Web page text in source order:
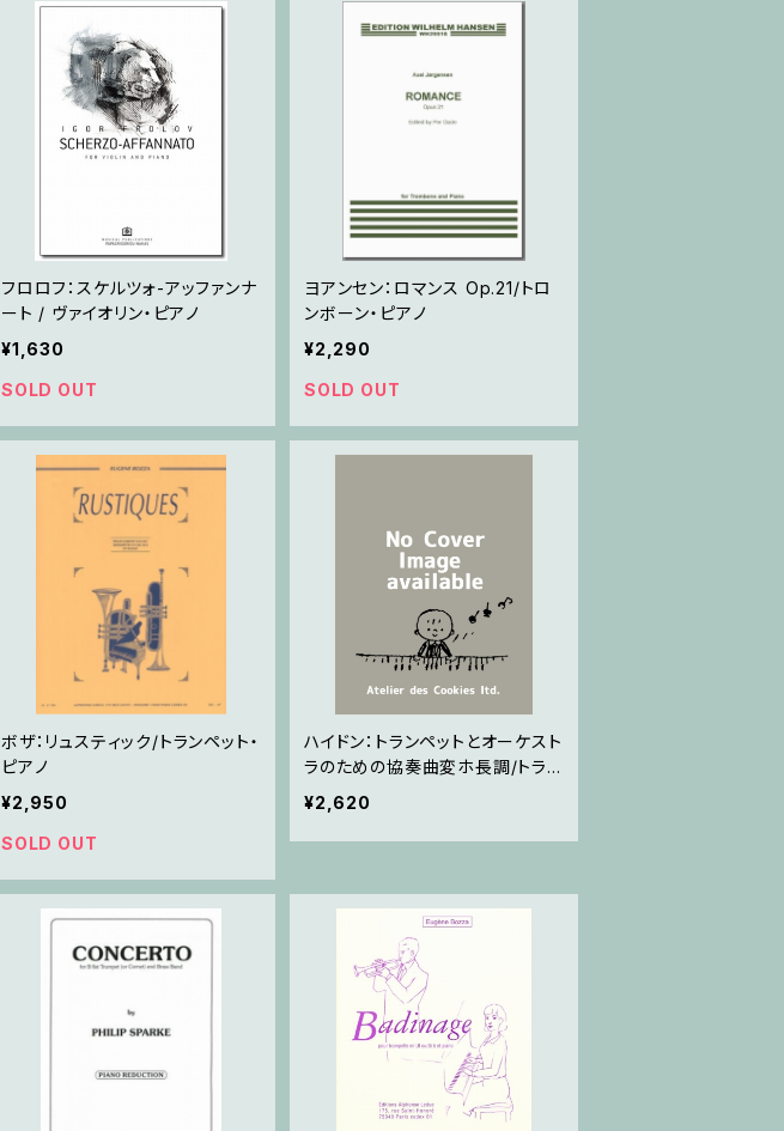
フロロフ：スケルツォ-アッファンナ
ート / ヴァイオリン・ピアノ
¥1,630
SOLD OUT
ヨアンセン：ロマンス Op.21/トロ
ンボーン・ピアノ
¥2,290
SOLD OUT
ボザ：リュスティック/トランペット・
ピアノ
¥2,950
SOLD OUT
ハイドン：トランペットとオーケスト
ラのための協奏曲変ホ長調/トラン
ペット・ピアノ
¥2,620